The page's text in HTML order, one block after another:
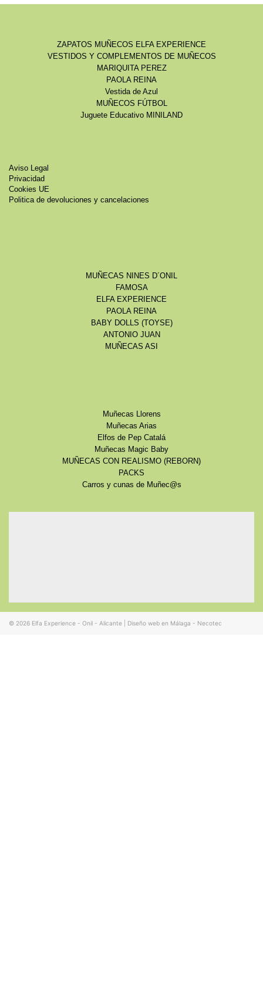
ZAPATOS MUÑECOS ELFA EXPERIENCE
VESTIDOS Y COMPLEMENTOS DE MUÑECOS
MARIQUITA PEREZ
PAOLA REINA
Vestida de Azul
MUÑECOS FÚTBOL
Juguete Educativo MINILAND
Aviso Legal
Privacidad
Cookies UE
Politica de devoluciones y cancelaciones
MUÑECAS NINES D´ONIL
FAMOSA
ELFA EXPERIENCE
PAOLA REINA
BABY DOLLS (TOYSE)
ANTONIO JUAN
MUÑECAS ASI
Muñecas Llorens
Muñecas Arias
Elfos de Pep Catalá
Muñecas Magic Baby
MUÑECAS CON REALISMO (REBORN)
PACKS
Carros y cunas de Muñec@s
© 2026 Elfa Experience - Onil - Alicante Diseño web en Málaga - Necotec